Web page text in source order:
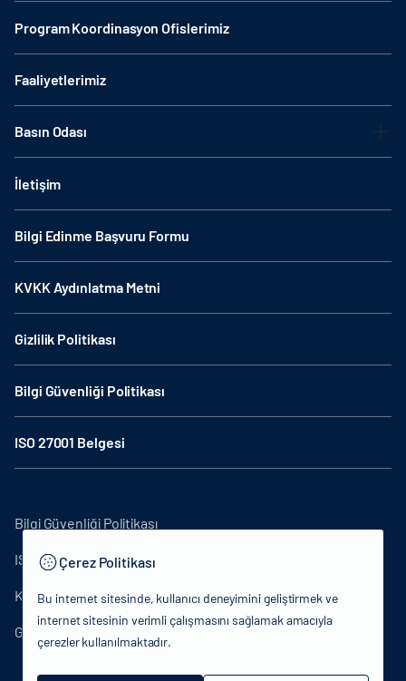
Program Koordinasyon Ofislerimiz
Faaliyetlerimiz
Basın Odası
İletişim
Bilgi Edinme Başvuru Formu
KVKK Aydınlatma Metni
Gizlilik Politikası
Bilgi Güvenliği Politikası
ISO 27001 Belgesi
Bilgi Güvenliği Politikası
ISO27001
KVKK Aydınlatma Metni
Gizlilik Politikası
Çerez Politikası
Bu internet sitesinde, kullanıcı deneyimini geliştirmek ve
internet sitesinin verimli çalışmasını sağlamak amacıyla
çerezler kullanılmaktadır.